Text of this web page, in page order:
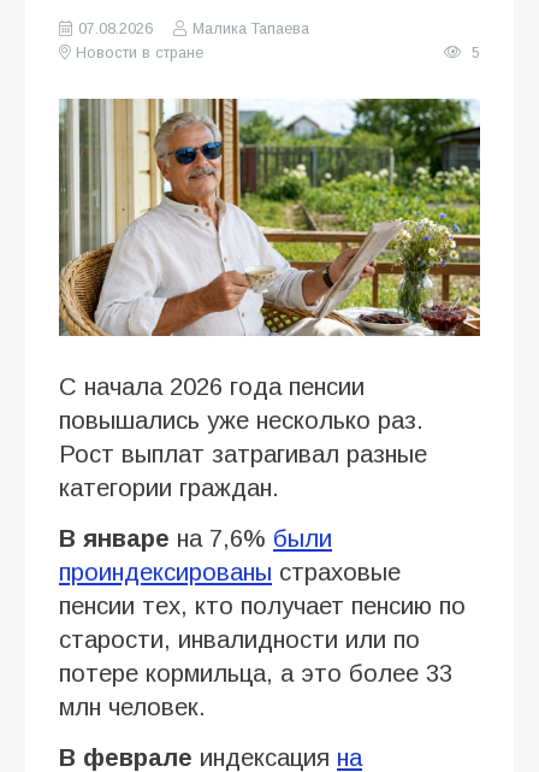
07.08.2026
Малика Тапаева
Новости в стране
5
С начала 2026 года пенсии
повышались уже несколько раз.
Рост выплат затрагивал разные
категории граждан.
В январе на 7,6% были
проиндексированы страховые
пенсии тех, кто получает пенсию по
старости, инвалидности или по
потере кормильца, а это более 33
млн человек.
В феврале индексация на